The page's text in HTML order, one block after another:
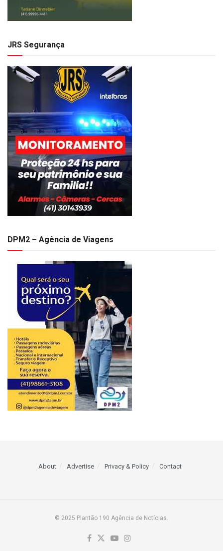
JRS Segurança
DPM2 – Agência de Viagens
About Advertise Privacy & Policy Contact
© 2025 Plantão 190 Agência de Notícias.